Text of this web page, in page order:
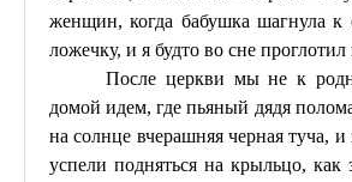
женщин, когда бабушка шагнула
ложечку, и я будто во сне
После церкви мы не к
домой идем, где пьяный дядя
на солнце вчерашняя черная туча,
успели подняться на крыльцо,